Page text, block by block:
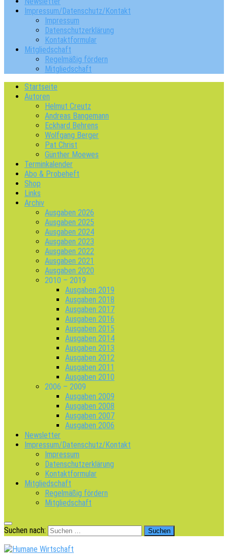
Impressum/Datenschutz/Kontakt
Impressum
Datenschutzerklärung
Kontaktformular
Mitgliedschaft
Regelmäßig fördern
Mitgliedschaft
Startseite
Autoren
Helmut Creutz
Andreas Bangemann
Eckhard Behrens
Wolfgang Berger
Pat Christ
Günther Moewes
Terminkalender
Abo & Probeheft
Shop
Links
Archiv
Ausgaben 2026
Ausgaben 2025
Ausgaben 2024
Ausgaben 2023
Ausgaben 2022
Ausgaben 2021
Ausgaben 2020
2010 – 2019
Ausgaben 2019
Ausgaben 2018
Ausgaben 2017
Ausgaben 2016
Ausgaben 2015
Ausgaben 2014
Ausgaben 2013
Ausgaben 2012
Ausgaben 2011
Ausgaben 2010
2006 – 2009
Ausgaben 2009
Ausgaben 2008
Ausgaben 2007
Ausgaben 2006
Newsletter
Impressum/Datenschutz/Kontakt
Impressum
Datenschutzerklärung
Kontaktformular
Mitgliedschaft
Regelmäßig fördern
Mitgliedschaft
Suchen nach: